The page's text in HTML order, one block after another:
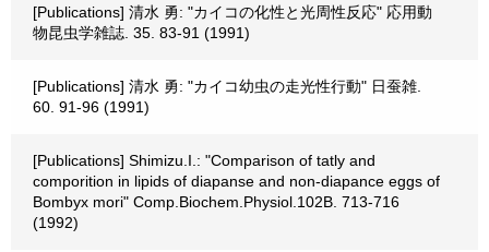
[Publications] 清水 勇: "カイコの化性と光周性反応" 応用動
物昆虫学雑誌. 35. 83-91 (1991)
[Publications] 清水 勇: "カイコ幼虫の走光性行動" 日蚕雑.
60. 91-96 (1991)
[Publications] Shimizu.I.: "Comparison of tatly and
comporition in lipids of diapanse and non-diapance eggs of
Bombyx mori" Comp.Biochem.Physiol.102B. 713-716
(1992)